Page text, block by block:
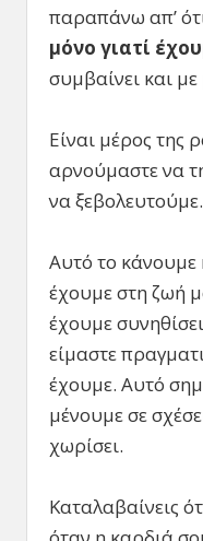
παραπάνω απ’
μόνο γιατί
συμβαίνει και
Είναι μέρος της
αρνούμαστε να
να ξεβολευτούμε.
Αυτό το
έχουμε στη ζωή
έχουμε
είμαστε
έχουμε. Αυτό
μένουμε σε
χωρίσει.
Καταλαβαίνεις